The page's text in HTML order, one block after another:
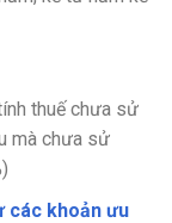
thuế chưa sử
mà chưa sử
các khoản ưu